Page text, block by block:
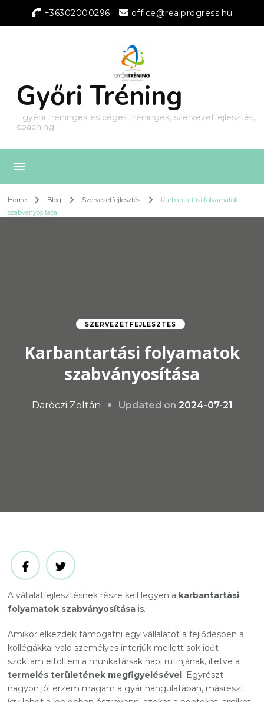
+36302000296 office@realprogress.hu
Győri Tréning
Egyéni tréningek és céges tréningek, szervezetfejlesztés,
coaching.
Home Blog Szervezetfejlesztés
Karbantartási folyamatok
szabványosítása
SZERVEZETFEJLESZTÉS
Karbantartási folyamatok
szabványosítása
Daróczi Zoltán Updated on 2024-07-21
A vállalatfejlesztésnek része kell legyen a karbantartási
folyamatok szabványosítása is.
Amikor elkezdek támogatni egy vállalatot a fejlődésben a
kollégákkal való személyes interjúk mellett sok időt
szoktam eltölteni a munkatársak napi rutinjának, illetve a
termelés területének megfigyelésével . Egyrészt
nagyon jól érzem magam a gyár hangulatában, másrészt